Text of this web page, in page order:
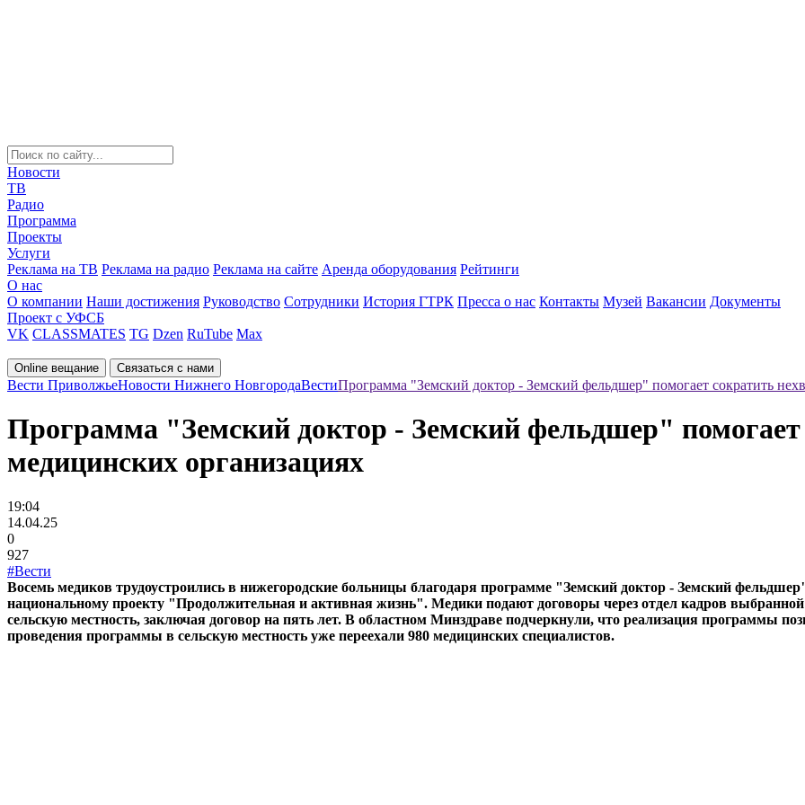
Новости
ТВ
Радио
Программа
Проекты
Услуги
Реклама на ТВ Реклама на радио Реклама на сайте Аренда оборудования Рейтинги
О нас
О компании Наши достижения Руководство Сотрудники История ГТРК Пресса о нас Контакты Музей Вакансии Документы
Проект с УФСБ
VK CLASSMATES TG Dzen RuTube Max
Online вещание Связаться с нами
Вести ПриволжьеНовости Нижнего НовгородаВестиПрограмма "Земский доктор - Земский фельдшер" помогает сократить
Программа "Земский доктор - Земский фельдшер" помогает
медицинских организациях
19:04
14.04.25
0
927
#Вести
Восемь медиков трудоустроились в нижегородские больницы благодаря программе "Земский доктор - Земский
национальному проекту "Продолжительная и активная жизнь". Медики подают договоры через отдел кадров выбранной
сельскую местность, заключая договор на пять лет. В областном Минздраве подчеркнули, что реализация программы
проведения программы в сельскую местность уже переехали 980 медицинских специалистов.